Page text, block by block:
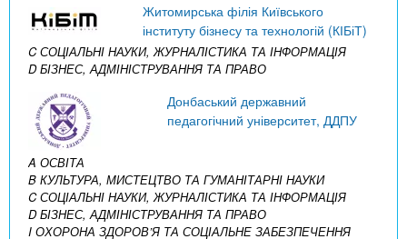
Житомирська філія Київського
інституту бізнесу та технологій (КІБіТ)
C СОЦІАЛЬНІ НАУКИ, ЖУРНАЛІСТИКА ТА ІНФОРМАЦІЯ
D БІЗНЕС, АДМІНІСТРУВАННЯ ТА ПРАВО
Донбаський державний
педагогічний університет, ДДПУ
A ОСВІТА
B КУЛЬТУРА, МИСТЕЦТВО ТА ГУМАНІТАРНІ НАУКИ
C СОЦІАЛЬНІ НАУКИ, ЖУРНАЛІСТИКА ТА ІНФОРМАЦІЯ
D БІЗНЕС, АДМІНІСТРУВАННЯ ТА ПРАВО
I ОХОРОНА ЗДОРОВ’Я ТА СОЦІАЛЬНЕ ЗАБЕЗПЕЧЕННЯ